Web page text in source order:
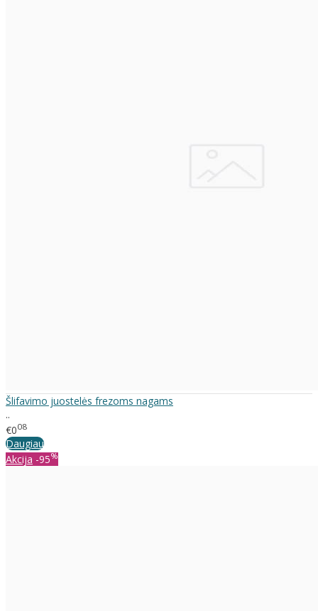
Šlifavimo juostelės frezoms nagams
..
€008
Daugiau
Akcija -95%